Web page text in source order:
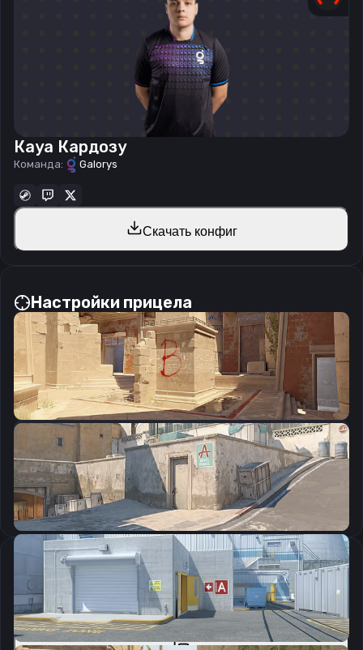
Кауа Кардозу
Команда: Galorys
Скачать конфиг
Настройки прицела
CSGO-pO74j-iZ3vk-yJUea-YUBd2-VwLXL
Скопировать
Параметры запуска